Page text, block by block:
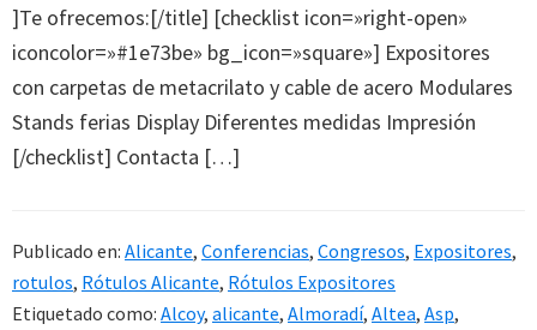
]Te ofrecemos:[/title] [checklist icon=»right-open»
iconcolor=»#1e73be» bg_icon=»square»] Expositores
con carpetas de metacrilato y cable de acero Modulares
Stands ferias Display Diferentes medidas Impresión
[/checklist] Contacta […]
Publicado en: Alicante, Conferencias, Congresos, Expositores,
rotulos, Rótulos Alicante, Rótulos Expositores
Etiquetado como: Alcoy, alicante, Almoradí, Altea, Asp,